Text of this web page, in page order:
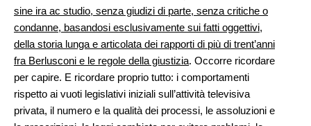
sine ira ac studio, senza giudizi di parte, senza critiche o
condanne, basandosi esclusivamente sui fatti oggettivi,
della storia lunga e articolata dei rapporti di più di trent’anni
fra Berlusconi e le regole della giustizia. Occorre ricordare
per capire. E ricordare proprio tutto: i comportamenti
rispetto ai vuoti legislativi iniziali sull’attività televisiva
privata, il numero e la qualità dei processi, le assoluzioni e